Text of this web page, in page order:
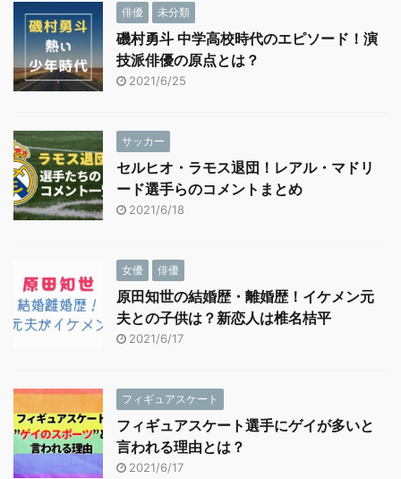
俳優 未分類
磯村勇斗 中学高校時代のエピソード！演
技派俳優の原点とは？
2021/6/25
サッカー
セルヒオ・ラモス退団！レアル・マドリ
ード選手らのコメントまとめ
2021/6/18
女優 俳優
原田知世の結婚歴・離婚歴！イケメン元
夫との子供は？新恋人は椎名桔平
2021/6/17
フィギュアスケート
フィギュアスケート選手にゲイが多いと
言われる理由とは？
2021/6/17